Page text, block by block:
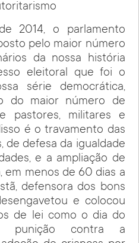
2014, o parlamento
pelo maior número
da nossa história
eleitoral que foi o
série democrática,
do maior número de
pastores, militares e
é o travamento das
de defesa da igualdade
e a ampliação de
em menos de 60 dias a
defensora dos bons
e colocou
de lei como o dia do
punição contra a